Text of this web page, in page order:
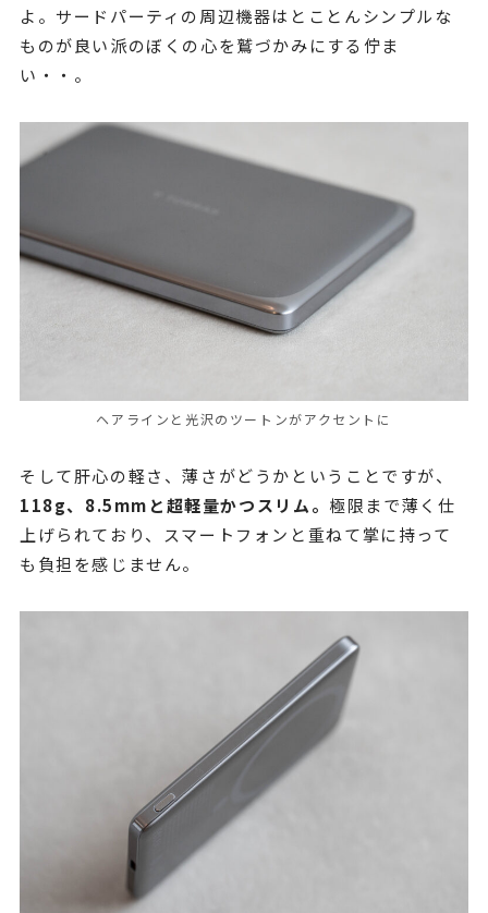
よ。サードパーティの周辺機器はとことんシンプルな
ものが良い派のぼくの心を鷲づかみにする佇ま
い・・。
ヘアラインと光沢のツートンがアクセントに
そして肝心の軽さ、薄さがどうかということですが、
118g、8.5mmと超軽量かつスリム。 極限まで薄く仕
上げられており、スマートフォンと重ねて掌に持って
も負担を感じません。